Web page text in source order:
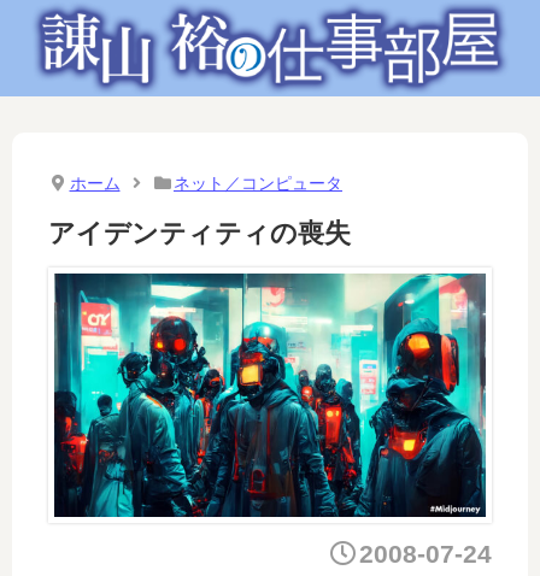
ホーム ネット／コンピュータ
アイデンティティの喪失
2008-07-24